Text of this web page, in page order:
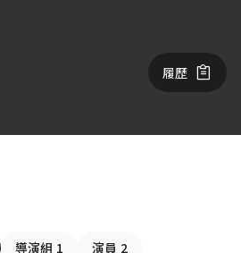
履歷
導演組 1 演員 2